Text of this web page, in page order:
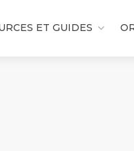
ET GUIDES